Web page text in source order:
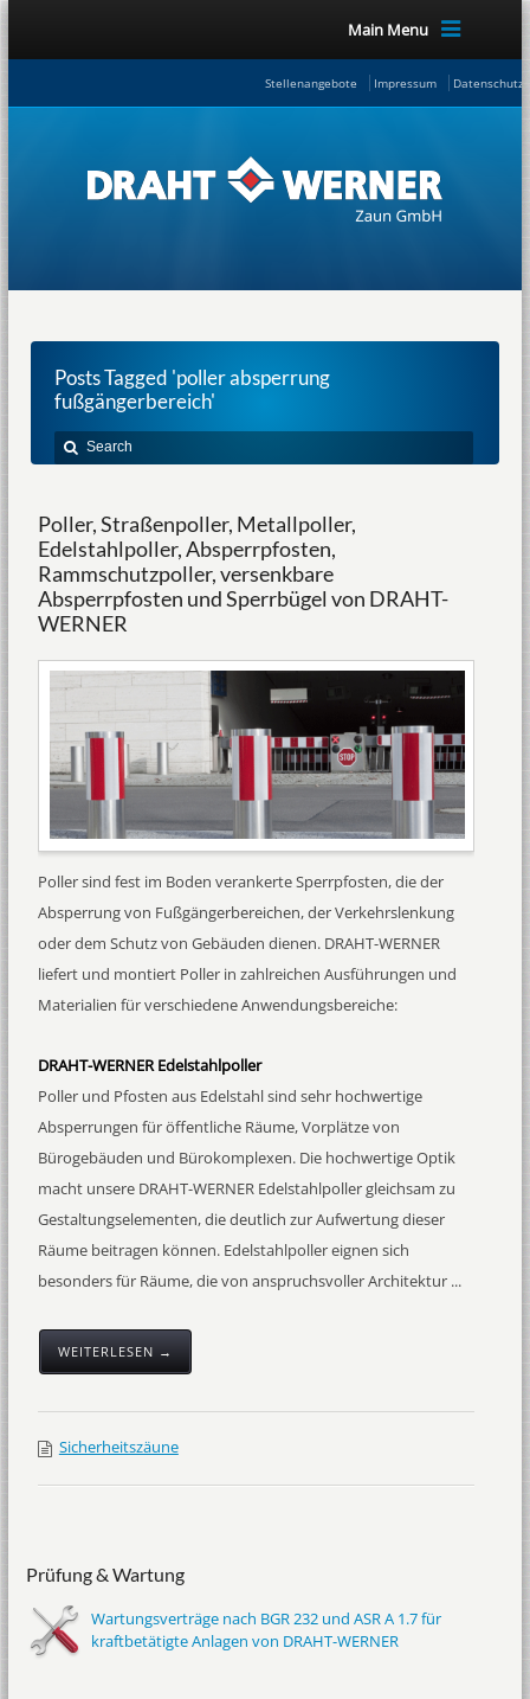
Main Menu
Stellenangebote Impressum
Posts Tagged 'poller absperrung
fußgängerbereich'
Poller, Straßenpoller, Metallpoller,
Edelstahlpoller, Absperrpfosten,
Rammschutzpoller, versenkbare
Absperrpfosten und Sperrbügel von DRAHT-
WERNER
Poller sind fest im Boden verankerte Sperrpfosten, die der
Absperrung von Fußgängerbereichen, der Verkehrslenkung
oder dem Schutz von Gebäuden dienen. DRAHT-WERNER
liefert und montiert Poller in zahlreichen Ausführungen und
Materialien für verschiedene Anwendungsbereiche:
DRAHT-WERNER Edelstahlpoller
Poller und Pfosten aus Edelstahl sind sehr hochwertige
Absperrungen für öffentliche Räume, Vorplätze von
Bürogebäuden und Bürokomplexen. Die hochwertige Optik
macht unsere DRAHT-WERNER Edelstahlpoller gleichsam zu
Gestaltungselementen, die deutlich zur Aufwertung dieser
Räume beitragen können. Edelstahlpoller eignen sich
besonders für Räume, die von anspruchsvoller Architektur ...
WEITERLESEN →
Sicherheitszäune
Prüfung & Wartung
Wartungsverträge nach BGR 232 und ASR A 1.7 für
kraftbetätigte Anlagen von DRAHT-WERNER